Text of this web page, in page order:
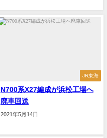
JR東海
N700系X27編成が浜松工場へ
廃車回送
2021年5月14日